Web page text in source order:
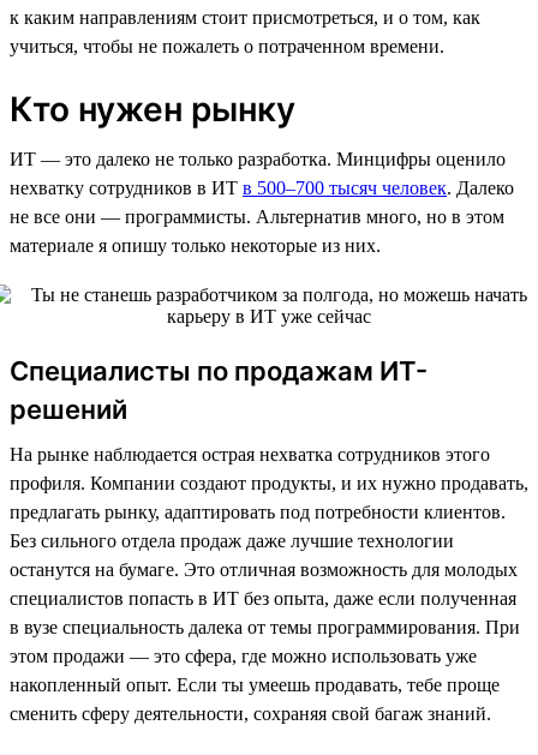
к каким направлениям стоит присмотреться, и о том, как
учиться, чтобы не пожалеть о потраченном времени.
Кто нужен рынку
ИТ — это далеко не только разработка. Минцифры оценило
нехватку сотрудников в ИТ в 500–700 тысяч человек. Далеко
не все они — программисты. Альтернатив много, но в этом
материале я опишу только некоторые из них.
Специалисты по продажам ИТ-
решений
На рынке наблюдается острая нехватка сотрудников этого
профиля. Компании создают продукты, и их нужно продавать,
предлагать рынку, адаптировать под потребности клиентов.
Без сильного отдела продаж даже лучшие технологии
останутся на бумаге. Это отличная возможность для молодых
специалистов попасть в ИТ без опыта, даже если полученная
в вузе специальность далека от темы программирования. При
этом продажи — это сфера, где можно использовать уже
накопленный опыт. Если ты умеешь продавать, тебе проще
сменить сферу деятельности, сохраняя свой багаж знаний.